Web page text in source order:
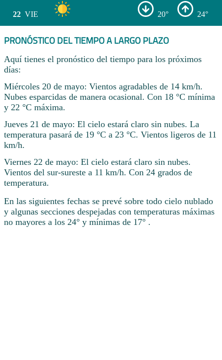
22 VIE 20° 24°
PRONÓSTICO DEL TIEMPO A LARGO PLAZO
Aquí tienes el pronóstico del tiempo para los próximos
días:
Miércoles 20 de mayo: Vientos agradables de 14 km/h.
Nubes esparcidas de manera ocasional. Con 18 °C mínima
y 22 °C máxima.
Jueves 21 de mayo: El cielo estará claro sin nubes. La
temperatura pasará de 19 °C a 23 °C. Vientos ligeros de 11
km/h.
Viernes 22 de mayo: El cielo estará claro sin nubes.
Vientos del sur-sureste a 11 km/h. Con 24 grados de
temperatura.
En las siguientes fechas se prevé sobre todo cielo nublado
y algunas secciones despejadas con temperaturas máximas
no mayores a los 24° y mínimas de 17° .